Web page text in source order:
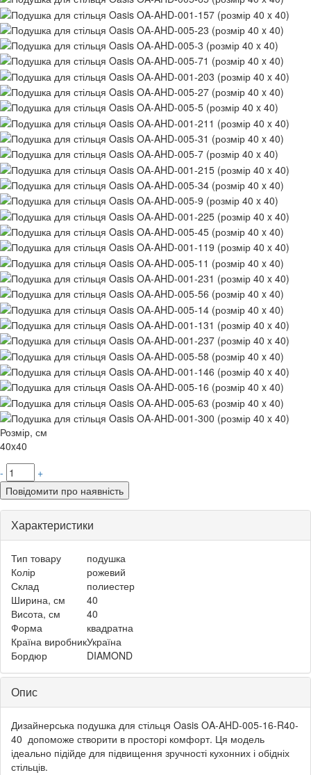
Розмір, см
40x40
-
+
Повідомити про наявність
Характеристики
Тип товару
подушка
Колір
рожевий
Склад
полиестер
Ширина, см
40
Висота, см
40
Форма
квадратна
Країна виробникУкраїна
Бордюр
DIAMOND
Опис
Дизайнерська подушка для стільця Oasis OA-AHD-005-16-R40-
40 допоможе створити в просторі комфорт. Ця модель
ідеально підійде для підвищення зручності кухонних і обідніх
стільців.